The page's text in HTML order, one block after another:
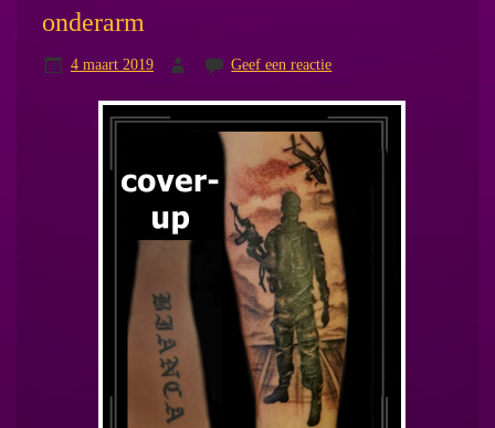
onderarm
4 maart 2019 Geef een reactie